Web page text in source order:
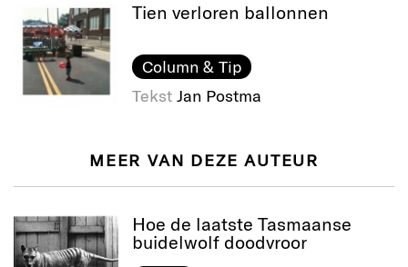
Tien verloren ballonnen
Column & Tip
Tekst Jan Postma
MEER VAN DEZE AUTEUR
Hoe de laatste Tasmaanse
buidelwolf doodvroor